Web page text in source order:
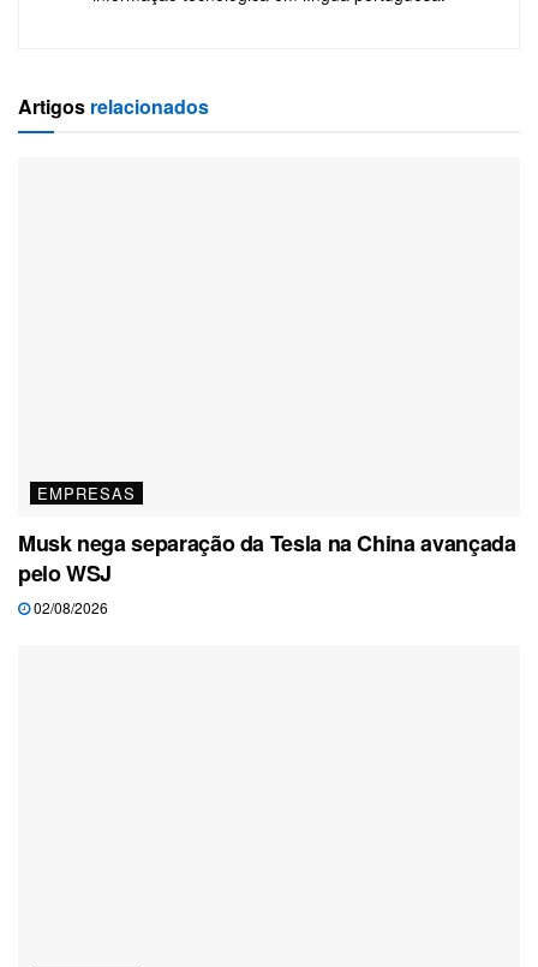
Artigos relacionados
EMPRESAS
Musk nega separação da Tesla na China avançada
pelo WSJ
02/08/2026